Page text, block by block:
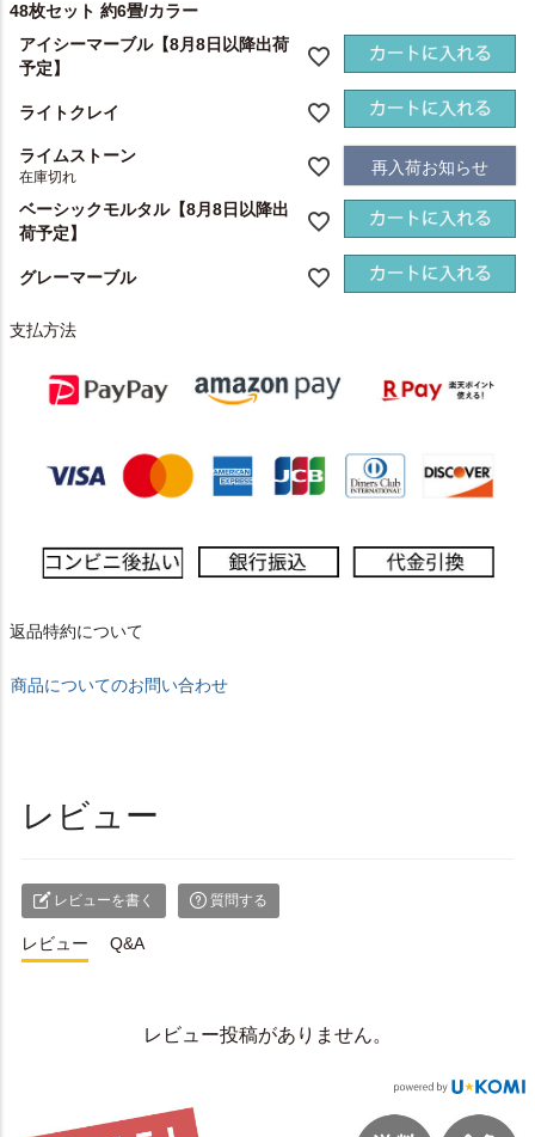
48枚セット 約6畳/カラー
アイシーマーブル【8月8日以降出荷
予定】
ライトクレイ
ライムストーン
在庫切れ
再入荷お知らせ
ベーシックモルタル【8月8日以降出
荷予定】
グレーマーブル
支払方法
返品特約について
商品についてのお問い合わせ
レビュー
レビューを書く 質問する
レビュー Q&A
レビュー投稿がありません。